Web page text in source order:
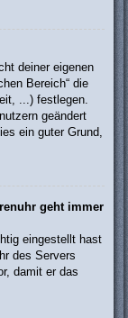
deiner eigenen
Bereich“ die
...) festlegen.
geändert
ein guter Grund,
geht immer
eingestellt hast
des Servers
damit er das